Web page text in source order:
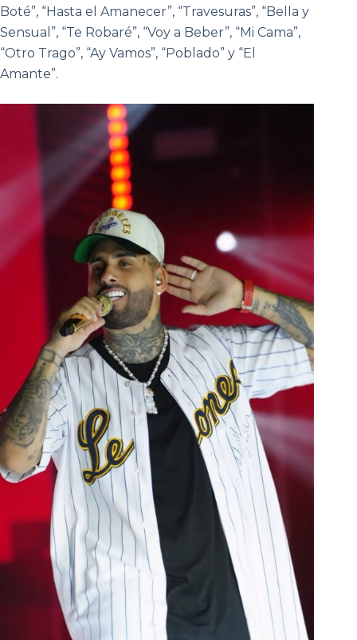
Boté”, “Hasta el Amanecer”, “Travesuras”, “Bella y
Sensual”, “Te Robaré”, “Voy a Beber”, “Mi Cama”,
“Otro Trago”, “Ay Vamos”, “Poblado” y “El
Amante”.